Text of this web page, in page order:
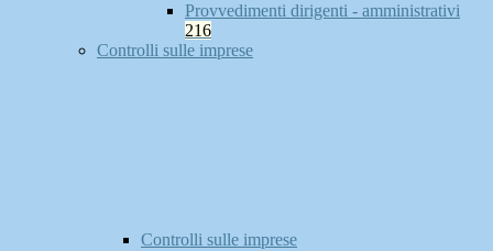
Provvedimenti dirigenti - amministrativi
216
Controlli sulle imprese
Controlli sulle imprese